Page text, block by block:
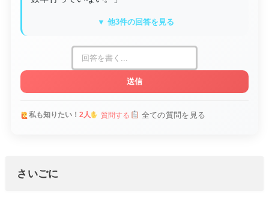
▼ 他3件の回答を見る
送信
私も知りたい！ 2人 質問する 全ての質問を見る
さいごに